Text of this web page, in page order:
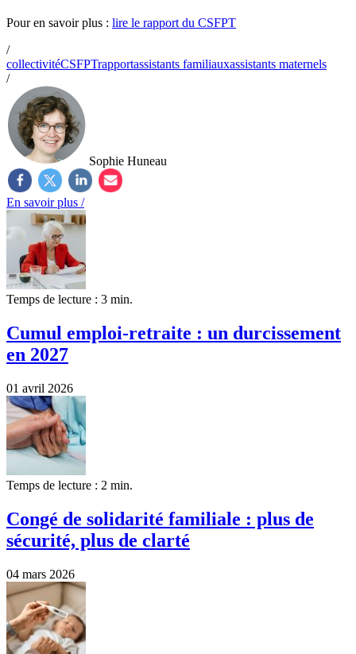
Pour en savoir plus : lire le rapport du CSFPT
/
collectivitéCSFPTrapportassistants familiauxassistants maternels
/
Sophie Huneau
En savoir plus /
Temps de lecture : 3 min.
Cumul emploi-retraite : un durcissement
en 2027
01 avril 2026
Temps de lecture : 2 min.
Congé de solidarité familiale : plus de
sécurité, plus de clarté
04 mars 2026